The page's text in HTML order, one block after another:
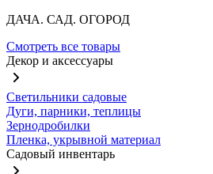
ДАЧА. САД. ОГОРОД
Смотреть все товары
Декор и аксессуары
Светильники садовые
Дуги, парники, теплицы
Зернодробилки
Пленка, укрывной материал
Садовый инвентарь